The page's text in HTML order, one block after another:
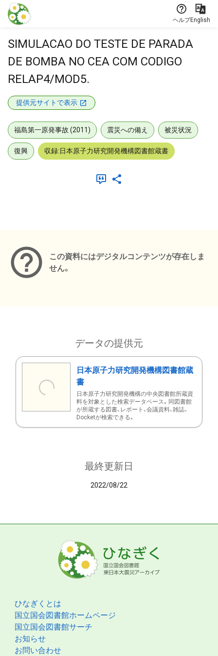
本文に飛ぶ
ヘルプEnglish
SIMULACAO DO TESTE DE PARADA
DE BOMBA NO CEA COM CODIGO
RELAP4/MOD5.
提供元サイトで表示
福島第一原発事故 (2011) 震災への備え 被災状況
復興 収録:日本原子力研究開発機構図書館蔵書
この資料にはデジタルコンテンツが存在しま
せん。
データの提供元
日本原子力研究開発機構図書館蔵
書
日本原子力研究開発機構の中央図書館所蔵資
料を対象とした検索データベース。同図書館
が所蔵する図書、レポート、会議資料、雑誌、
Docketが検索できる。
最終更新日
2022/08/22
ひなぎくとは
国立国会図書館ホームページ
国立国会図書館サーチ
お知らせ
お問い合わせ